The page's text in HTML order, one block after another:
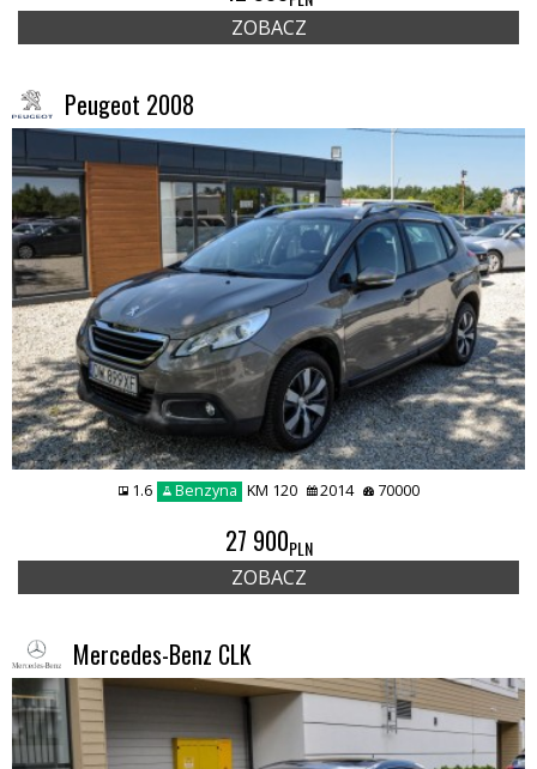
ZOBACZ
Peugeot 2008
1.6 Benzyna KM 120 2014 70000
27 900PLN
ZOBACZ
Mercedes-Benz CLK